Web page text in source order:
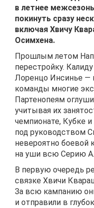
в летнее
покинуть сразу
включая Хвичу
Осимхена.
Прошлым летом
перестройку.
Лоренцо Инсинье —
команды многие
Партенопеям
учитывая их
чемпионате, Кубке
под руководством
невероятно боевой
на уши всю Серию А.
В первую очередь
связке Хвичи
За всю кампанию
и отправили в